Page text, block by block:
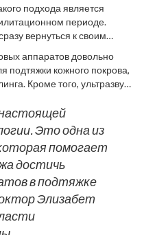
способствуя выработке
приводит к
делая её более
аппараты зачастую
так и в домашних
результаты при
этой технологии
но и значительно
более быстрому
подхода является
периоде.
вернуться к своим
системы
которые ценят своё время.
использование
«Благодаря своей
веществ, ультразвук
— отмечает известный
аппаратов довольно
подтяжки кожного покрова,
Кроме того, ультразвук
средств,
раз. Использование
условиях становится всё
качественных и
приборов. Они обычно
адаптироваться под
Это одна из
помогает
достичь
в подтяжке
Элизабет